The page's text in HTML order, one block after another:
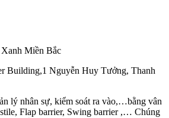
Miền Bắc
Building,1 Nguyễn Huy Tưởng, Thanh
lý nhân sự, kiểm soát ra vào,…bằng vân
Flap barrier, Swing barrier ,… Chúng